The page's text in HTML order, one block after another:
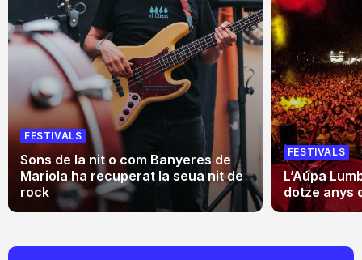
FESTIVALS
Sons de la nit o com Banyeres de
Mariola ha recuperat la seua nit de
rock
FESTIVALS
L’Aúpa
dotze anys